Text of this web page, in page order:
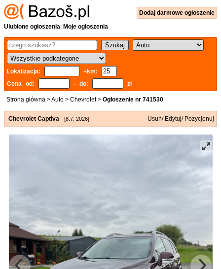
Dodaj darmowe ogłoszenie
Ulubione ogłoszenia, Moje ogłoszenia
Lokalizacja:
+km:
Cena od:
- do: zł
Strona główna >Auto > Chevrolet> Ogłoszenie nr 741530
Chevrolet Captiva - [8.7. 2026] Usuń/ Edytuj/ Pozycjonuj